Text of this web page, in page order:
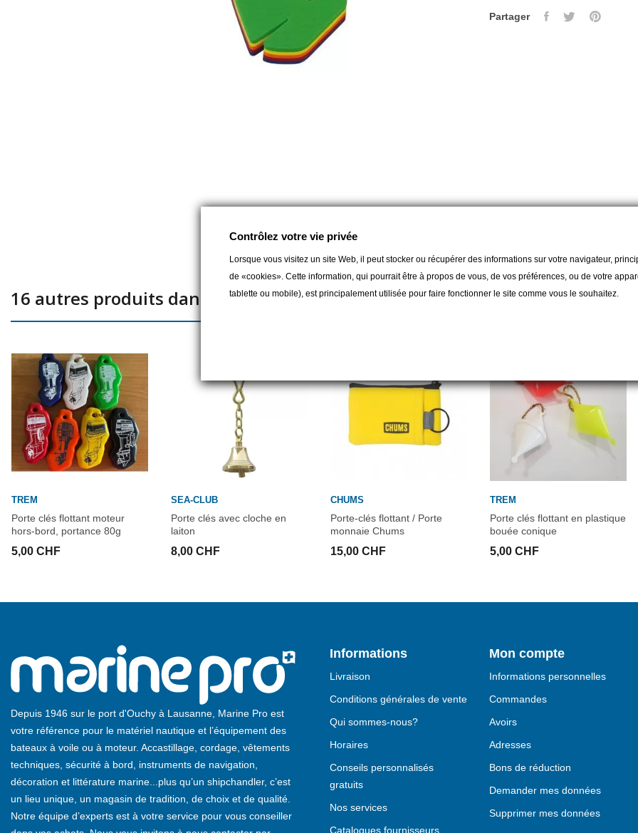
Partager
16 autres produits dans la même catégorie :
TREM
Porte clés flottant moteur
hors-bord, portance 80g
5,00 CHF
SEA-CLUB
Porte clés avec cloche en
laiton
8,00 CHF
CHUMS
Porte-clés flottant / Porte
monnaie Chums
15,00 CHF
TREM
Porte clés flottant en plastique
bouée conique
5,00 CHF
Depuis 1946 sur le port d'Ouchy à Lausanne, Marine Pro est
votre référence pour le matériel nautique et l’équipement des
bateaux à voile ou à moteur. Accastillage, cordage, vêtements
techniques, sécurité à bord, instruments de navigation,
décoration et littérature marine...plus qu’un shipchandler, c’est
un lieu unique, un magasin de tradition, de choix et de qualité.
Notre équipe d’experts est à votre service pour vous conseiller
Informations
Livraison
Conditions générales de vente
Qui sommes-nous?
Horaires
Conseils personnalisés
gratuits
Nos services
Catalogues fournisseurs
Mon compte
Informations personnelles
Commandes
Avoirs
Adresses
Bons de réduction
Demander mes données
Supprimer mes données
Contrôlez votre vie privée
Lorsque vous visitez un site Web, il peut stocker ou récupérer des informations sur votre navigateur,
de «cookies». Cette information, qui pourrait être à propos de vous, de vos préférences, ou de votre
tablette ou mobile), est principalement utilisée pour faire fonctionner le site comme vous le souhaitez.